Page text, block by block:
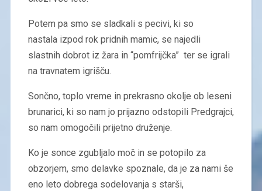
Potem pa smo se sladkali s pecivi, ki so
nastala izpod rok pridnih mamic, se najedli
slastnih dobrot iz žara in “pomfrijčka” ter se igrali
na travnatem igrišču.
Sončno, toplo vreme in prekrasno okolje ob leseni
brunarici, ki so nam jo prijazno odstopili Predgrajci,
so nam omogočili prijetno druženje.
Ko je sonce zgubljalo moč in se potopilo za
obzorjem, smo delavke spoznale, da je za nami še
eno leto dobrega sodelovanja s starši,